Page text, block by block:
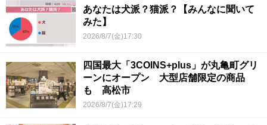
あなたは犬派？猫派？【みんなに聞いて
みた】
2026/8/7(金)17:30
四国最大「3COINS+plus」が丸亀町グリ
ーンにオープン 大型店舗限定の商品
も 高松市
2026/8/7(金)17:29